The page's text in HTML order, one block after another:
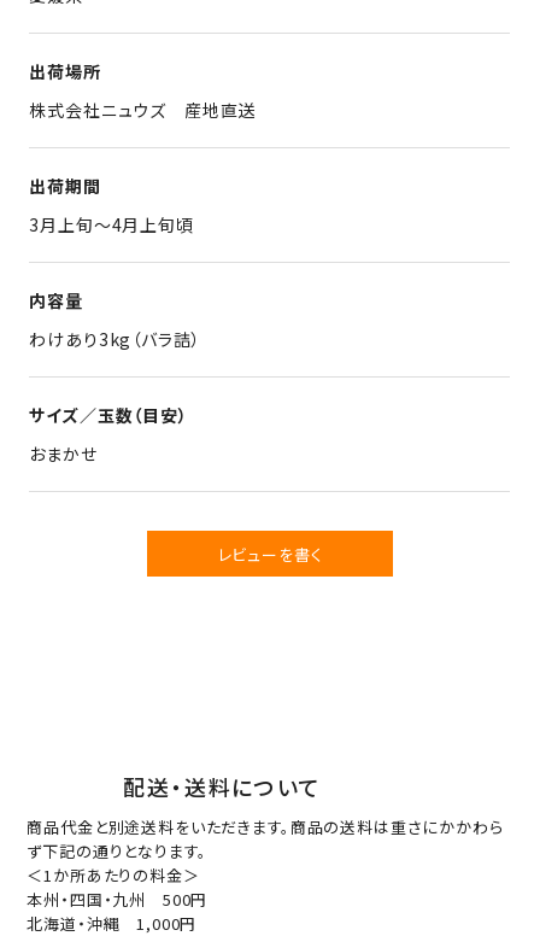
出荷場所
株式会社ニュウズ 産地直送
出荷期間
3月上旬～4月上旬頃
内容量
わけあり3kg（バラ詰）
サイズ／玉数（目安）
おまかせ
レビューを書く
配送・送料について
商品代金と別途送料をいただきます。商品の送料は重さにかかわら
ず下記の通りとなります。
＜1か所あたりの料金＞
本州・四国・九州 500円
北海道・沖縄 1,000円